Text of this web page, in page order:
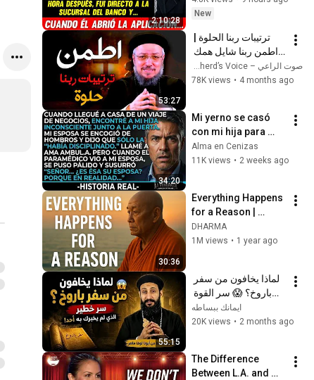
2:10:28
Aplicación Del
New
53:27
داود لمعي
78K views • 4 months ago
34:20
Mi yerno se casó
con mi hija para
robar mi casa. Tras
la boda, apareció
Alma en Cenizas
11K views • 2 weeks ago
30:36
Everything Happens
for a Reason |
Buddhist Wisdom
for Life
DHARMA
1M views • 1 year ago
55:15
الذي لم يخبرك به أحد!
✨ شرح أبونا لوقا ماهر
ايمانك ببساطه
20K views • 2 months ago
The Difference
Between L.A. and